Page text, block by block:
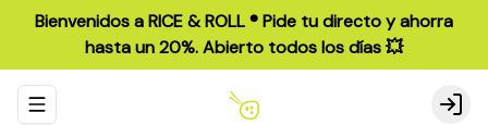
Bienvenidos a RICE & ROLL ®️ Pide tu directo y ahorra
hasta un 20%. Abierto todos los días 💥
Abrir menu de navegación Login